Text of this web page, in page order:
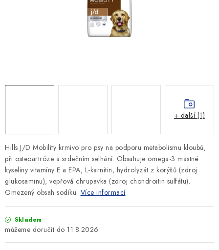
KRÁLÍCI/HLODAVCI/PTÁCI
Ceník dopravy Kontakty
Obchodní podmínky
Hills J/D Mobility krmivo pro psy na podporu metabolismu kloubů,
při osteoartróze a srdečním selhání. Obsahuje omega-3 mastné
kyseliny vitamíny E a EPA, L-karnitin, hydrolyzát z korýšů (zdroj
glukosaminu), vepřová chrupavka (zdroj chondroitin sulfátu).
Omezený obsah sodíku. Více informací
Skladem
11.8.2026
+ další (1)